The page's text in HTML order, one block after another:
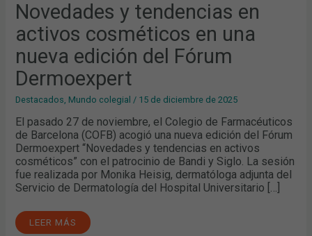
Novedades y tendencias en
activos cosméticos en una
nueva edición del Fórum
Dermoexpert
Destacados, Mundo colegial / 15 de diciembre de 2025
El pasado 27 de noviembre, el Colegio de Farmacéuticos
de Barcelona (COFB) acogió una nueva edición del Fórum
Dermoexpert “Novedades y tendencias en activos
cosméticos” con el patrocinio de Bandi y Siglo. La sesión
fue realizada por Monika Heisig, dermatóloga adjunta del
Servicio de Dermatología del Hospital Universitario […]
LEER MÁS